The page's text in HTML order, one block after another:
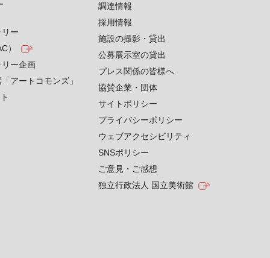
ー
）
ー企画
アートコモンズ」
調達情報
採用情報
施設の撮影・貸出
公募展示室の貸出
プレス関係の皆様へ
協賛企業・団体
サイトポリシー
プライバシーポリシー
ウェブアクセシビリティ
SNSポリシー
ご意見・ご感想
独立行政法人 国立美術館